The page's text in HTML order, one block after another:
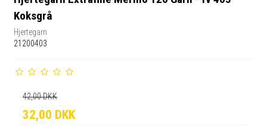
Koksgrå
Hjertegarn
21200403
42,00 DKK
32,00 DKK